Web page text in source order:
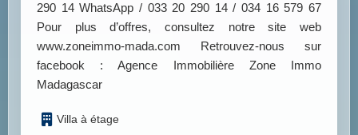
290 14 WhatsApp / 033 20 290 14 / 034 16 579 67
Pour plus d’offres, consultez notre site web
www.zoneimmo-mada.com Retrouvez-nous sur
facebook : Agence Immobilière Zone Immo
Madagascar
Villa à étage